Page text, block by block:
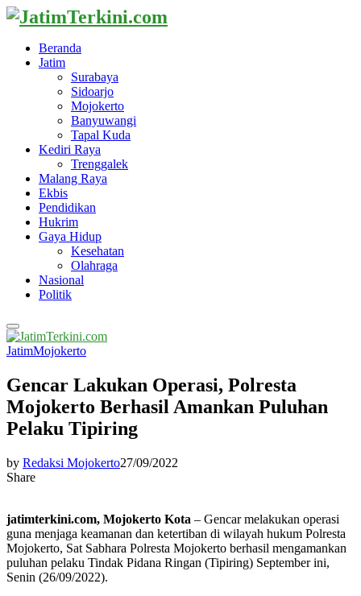
Beranda
Jatim
Surabaya
Sidoarjo
Mojokerto
Banyuwangi
Tapal Kuda
Kediri Raya
Trenggalek
Malang Raya
Ekbis
Pendidikan
Hukrim
Gaya Hidup
Kesehatan
Olahraga
Nasional
Politik
Primary
Menu
JatimMojokerto
Gencar Lakukan Operasi, Polresta
Mojokerto Berhasil Amankan Puluhan
Pelaku Tipiring
by Redaksi Mojokerto27/09/2022
Share
jatimterkini.com, Mojokerto Kota – Gencar melakukan operasi
guna menjaga keamanan dan ketertiban di wilayah hukum Polresta
Mojokerto, Sat Sabhara Polresta Mojokerto berhasil mengamankan
puluhan pelaku Tindak Pidana Ringan (Tipiring) September ini,
Senin (26/09/2022).